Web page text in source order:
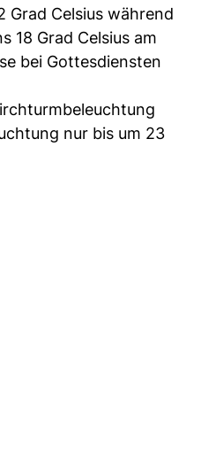
Grad Celsius während
18 Grad Celsius am
bei Gottesdiensten
nur bis um 23